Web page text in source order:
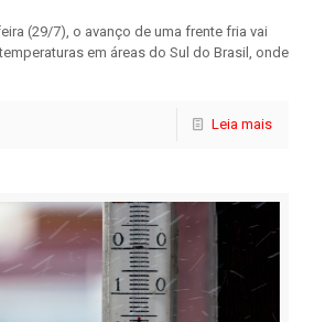
(29/7), o avanço de uma frente fria vai
em áreas do Sul do Brasil, onde
Leia mais